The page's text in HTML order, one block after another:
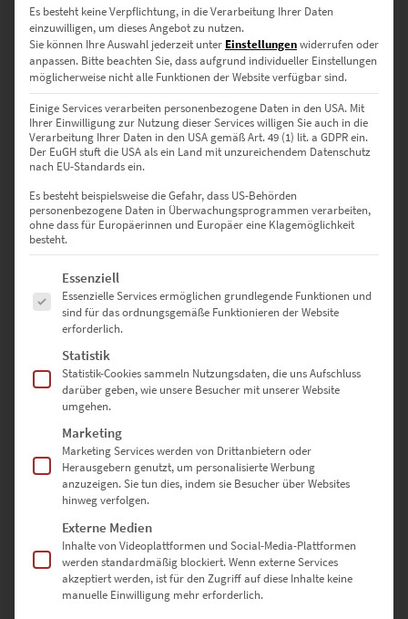
Dieses Produkt weist mehrere Varianten auf. Die Optionen können auf der Produktseite gewählt werden
EZ00260 Rotterdam Central Station
€24,90–€1.099,00
Lieferzeit: ca. 10 Werktage
Es besteht keine Verpflichtung, in die Verarbeitung Ihrer Daten
einzuwilligen, um dieses Angebot zu nutzen.
Sie können Ihre Auswahl jederzeit unter Einstellungenwiderrufen oder
anpassen. Bitte beachten Sie, dass aufgrund individueller Einstellungen
möglicherweise nicht alle Funktionen der Website verfügbar sind.
Einige Services verarbeiten personenbezogene Daten in den USA. Mit
Ihrer Einwilligung zur Nutzung dieser Services willigen Sie auch in die
Verarbeitung Ihrer Daten in den USA gemäß Art. 49 (1) lit. a GDPR ein.
Der EuGH stuft die USA als ein Land mit unzureichendem Datenschutz
nach EU-Standards ein.
Es besteht beispielsweise die Gefahr, dass US-Behörden
personenbezogene Daten in Überwachungsprogrammen verarbeiten,
ohne dass für Europäerinnen und Europäer eine Klagemöglichkeit
besteht.
Es folgt eine Liste der Service-Gruppen, für die eine Einwilligung
Essenziell
Essenzielle Services ermöglichen grundlegende Funktionen und
sind für das ordnungsgemäße Funktionieren der Website
erforderlich.
Statistik
Statistik-Cookies sammeln Nutzungsdaten, die uns Aufschluss
darüber geben, wie unsere Besucher mit unserer Website
umgehen.
Marketing
Marketing Services werden von Drittanbietern oder
Herausgebern genutzt, um personalisierte Werbung
anzuzeigen. Sie tun dies, indem sie Besucher über Websites
hinweg verfolgen.
Externe Medien
Inhalte von Videoplattformen und Social-Media-Plattformen
werden standardmäßig blockiert. Wenn externe Services
akzeptiert werden, ist für den Zugriff auf diese Inhalte keine
manuelle Einwilligung mehr erforderlich.